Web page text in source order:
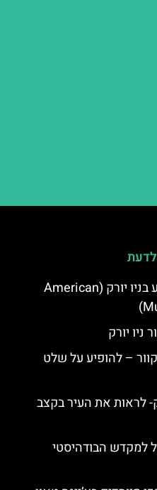
מוזיאון ההיסטוריה של הטבע בניו יורק (American
ניו יורק
– להופיע על שלט
לראות את העיר בקצב
למקדש הבודהיסטי